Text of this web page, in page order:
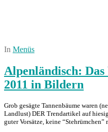
In Menüs
Alpenländisch:
2011 in Bildern
Grob gesägte Tannenbäume waren
Landlust) DER Trendartikel auf
guter Vorsätze, keine